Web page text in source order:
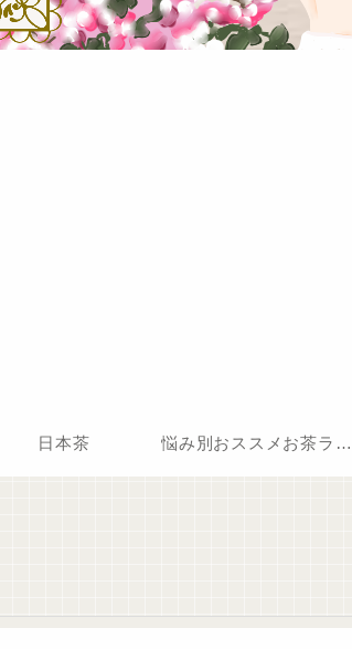
日本茶 悩み別おススメお茶ランキング